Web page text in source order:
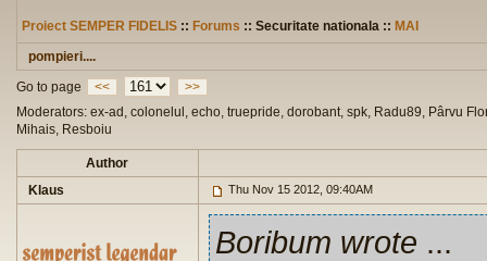
Proiect SEMPER FIDELIS :: Forums :: Securitate nationala :: MAI
pompieri....
Go to page
<<
>>
Moderators: ex-ad, colonelul, echo, truepride, dorobant, spk, Radu89, Pârvu
Mihais, Resboiu
Author
Klaus
Thu Nov 15 2012, 09:40AM
Boribum wrote ...